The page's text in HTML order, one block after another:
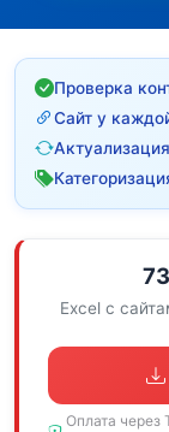
Проверка
Сайт у
Excel с
Оплата через